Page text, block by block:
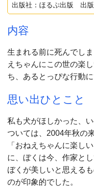
出版社：ほるぷ出版 出
内容
生まれる前に死んでし
えちゃんにこの世の楽
ち、あるとっぴな行動に
思い出ひとこと
私も犬がほしかった、
ついては、2004年秋の
「おねえちゃんに楽し
に、ぼくは今、作家と
ぼくが美しいと思える
のが印象的でした。